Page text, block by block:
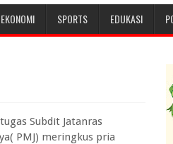
EKONOMI SPORTS EDUKASI
Subdit Jatanras
PMJ) meringkus pria